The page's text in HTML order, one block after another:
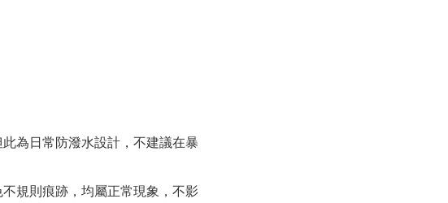
為日常防潑水設計，不建議在暴
規則痕跡，均屬正常現象，不影